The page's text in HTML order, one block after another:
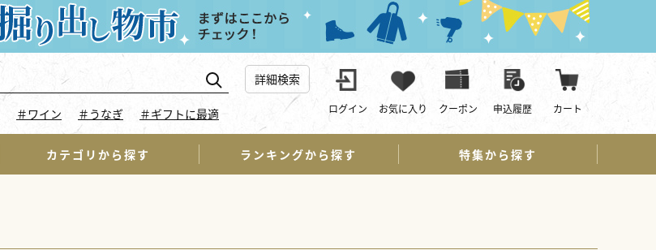
詳細検索
＃ワイン ＃うなぎ ＃ギフトに最適 ログイン お気に入り クーポン 申込履歴 カート
カテゴリから探す ランキングから探す 特集から探す